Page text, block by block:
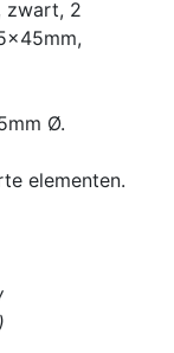
zwart, 2
Ø.
elementen.